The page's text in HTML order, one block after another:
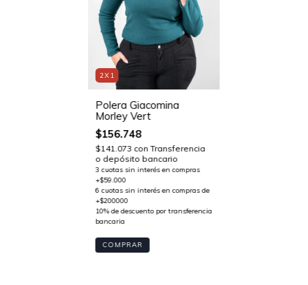
2X1
Polera Giacomina
Morley Vert
$156.748
$141.073 con Transferencia
o depósito bancario
COMPRAR